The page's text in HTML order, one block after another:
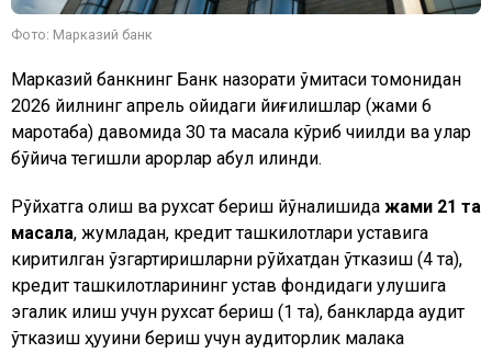
Фото: Марказий банк
Марказий банкнинг Банк назорати қўмитаси томонидан
2026 йилнинг апрель ойидаги йиғилишлар (жами 6
маротаба) давомида 30 та масала кўриб чиқилди ва улар
бўйича тегишли қарорлар қабул қилинди.
Рўйхатга олиш ва рухсат бериш йўналишида жами 21 та
масала, жумладан, кредит ташкилотлари уставига
киритилган ўзгартиришларни рўйхатдан ўтказиш (4 та),
кредит ташкилотларининг устав фондидаги улушига
эгалик қилиш учун рухсат бериш (1 та), банкларда аудит
ўтказиш ҳуқуқини бериш учун аудиторлик малака